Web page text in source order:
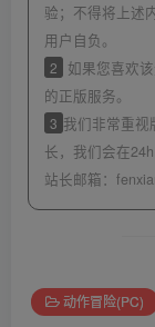
验；不得将上述
用户自负。
2
如果您喜欢
的正版服务。
3 我们非常重视
长，我们会在
站长邮箱：
动作冒险(PC)